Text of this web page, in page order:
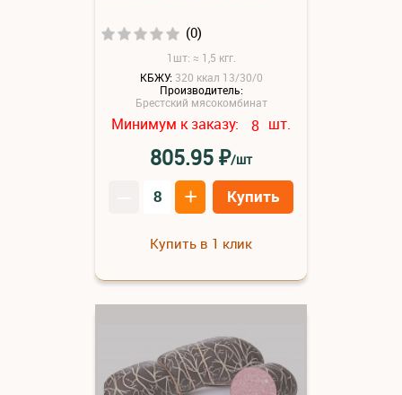
(0)
1шт: ≈ 1,5 кгг.
КБЖУ: 320 ккал 13/30/0
Производитель:
Брестский мясокомбинат
Минимум к заказу: 8 шт.
805.95₽/шт
+ Купить
Купить в 1 клик